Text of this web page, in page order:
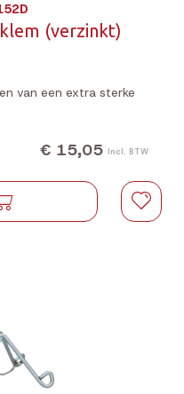
(verzinkt)
van een extra sterke
€ 15,05 Incl. BTW